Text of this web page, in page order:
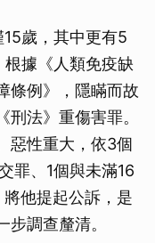
歲，其中更有5
根據《人類免疫缺
條例》，隱瞞而故
法》重傷害罪。
惡性重大，依3個
罪、1個與未滿16
他提起公訴，是
調查釐清。